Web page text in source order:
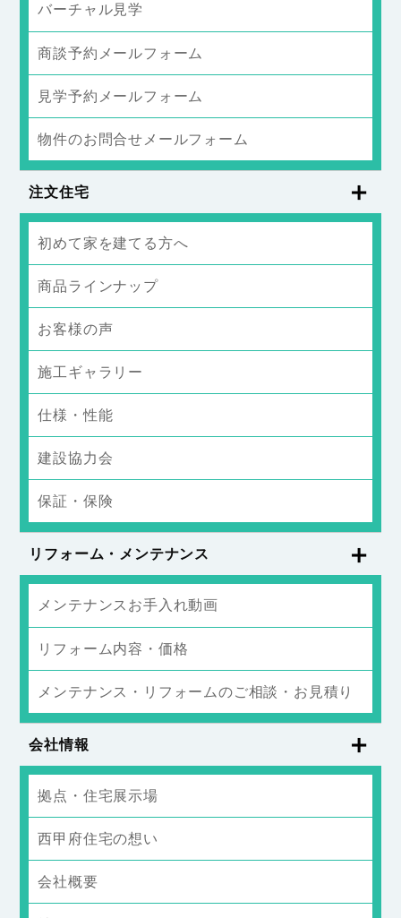
バーチャル見学
商談予約メールフォーム
見学予約メールフォーム
物件のお問合せメールフォーム
注文住宅
初めて家を建てる方へ
商品ラインナップ
お客様の声
施工ギャラリー
仕様・性能
建設協力会
保証・保険
リフォーム・メンテナンス
メンテナンスお手入れ動画
リフォーム内容・価格
メンテナンス・リフォームのご相談・お見積り
会社情報
拠点・住宅展示場
西甲府住宅の想い
会社概要